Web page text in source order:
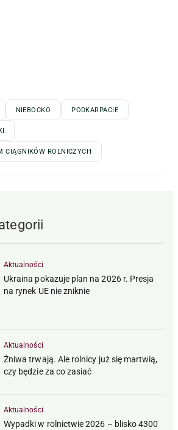
NIEBOCKO PODKARPACIE
CIĄGNIKÓW ROLNICZYCH
Aktualności
Ukraina pokazuje plan na 2026 r. Presja
na rynek UE nie zniknie
Aktualności
Żniwa trwają. Ale rolnicy już się martwią,
czy będzie za co zasiać
Aktualności
Wypadki w rolnictwie 2026 – blisko 4300